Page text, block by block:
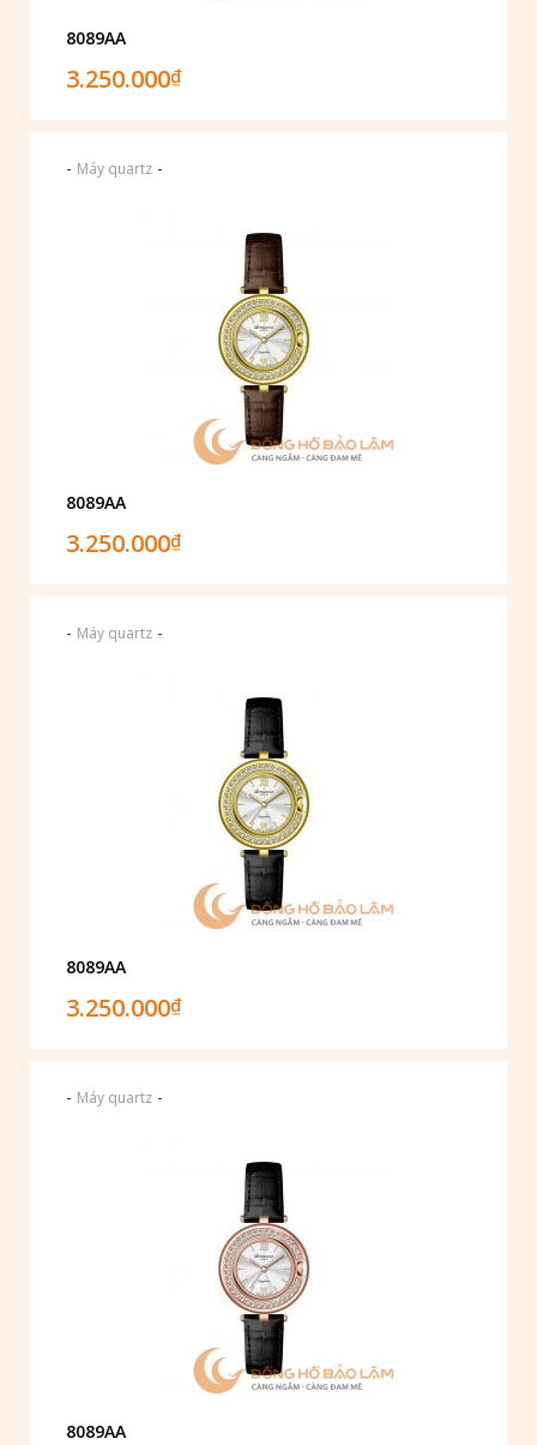
8089AA
3.250.000₫
- Máy quartz -
8089AA
3.250.000₫
- Máy quartz -
8089AA
3.250.000₫
- Máy quartz -
8089AA